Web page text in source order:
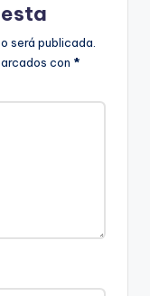
será publicada.
con *